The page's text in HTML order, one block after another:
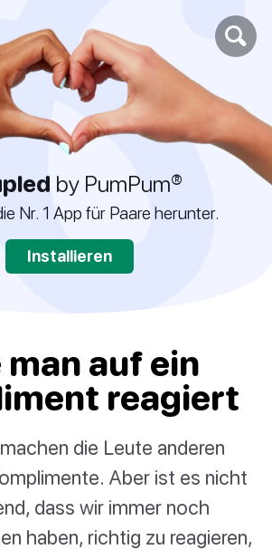
by PumPum®
Nr. 1 App für Paare herunter.
Installieren
man auf ein
reagiert
die Leute anderen
Aber ist es nicht
dass wir immer noch
haben, richtig zu reagieren,